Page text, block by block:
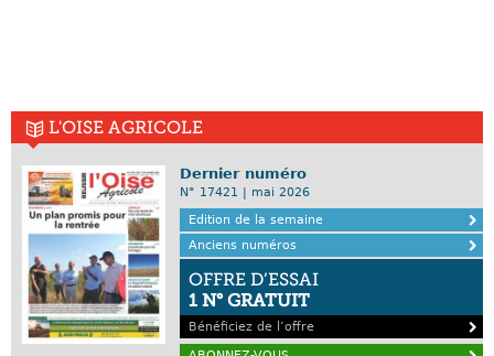
L'OISE AGRICOLE
Dernier numéro
N° 17421 | mai 2026
Edition de la semaine
Anciens numéros
OFFRE D’ESSAI
1 N° GRATUIT
Bénéficiez de l’offre